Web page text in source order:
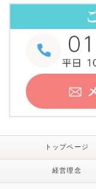
トップページ
経営理念